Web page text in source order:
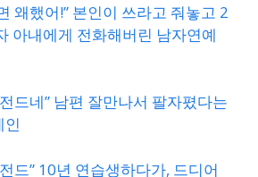
왜했어!” 본인이 쓰라고 줘놓고 2
아내에게 전화해버린 남자연예
드네” 남편 잘만나서 팔자폈다는
인
드” 10년 연습생하다가, 드디어